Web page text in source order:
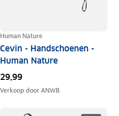
Human Nature
Cevin - Handschoenen -
Human Nature
29,99
Verkoop doorANWB